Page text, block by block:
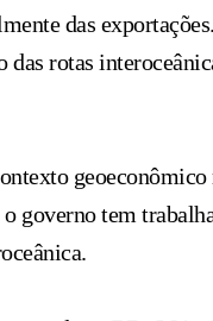
das
rotas
governo tem